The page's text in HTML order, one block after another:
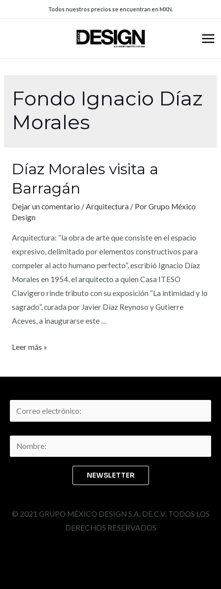
Todos nuestros precios se encuentran en MXN.
Fondo Ignacio Díaz
Morales
Díaz Morales visita a
Barragán
Dejar un comentario /Arquitectura / PorGrupo México
Design
Arquitectura: “la obra de arte que consiste en el espacio
expresivo, delimitado por elementos constructivos para
compeler al acto humano perfecto”, escribió Ignacio Díaz
Morales en 1954, el arquitecto a quien Casa ITESO
Clavigero rinde tributo con su exposición “La intimidad y lo
sagrado”, curada por Javier Díaz Reynoso y Gutierre
Aceves, a inaugurarse este …
Leer más »
© 2021 GRUPO MÉXICO DESIGN S.A. DE C.V. TODOS LOS
DERECHOS RESERVADOS